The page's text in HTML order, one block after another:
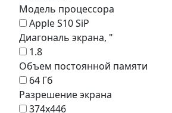
Модель процессора
Apple S10 SiP
Диагональ экрана, "
1.8
Объем постоянной памяти
64 Гб
Разрешение экрана
374х446